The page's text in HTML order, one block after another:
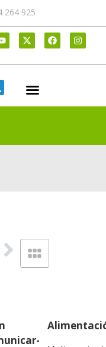
264 925